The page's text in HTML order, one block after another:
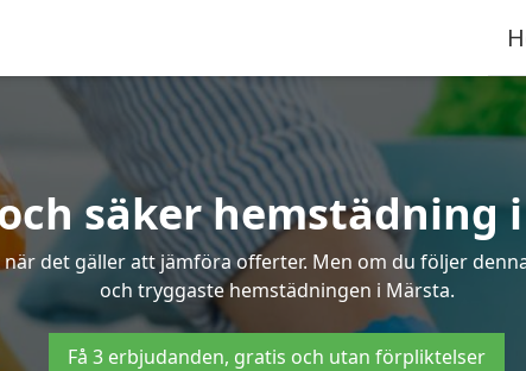
säker hemstädning
det gäller att jämföra offerter. Men om du följer
och tryggaste hemstädningen i Märsta.
Få 3 erbjudanden, gratis och utan förpliktelser